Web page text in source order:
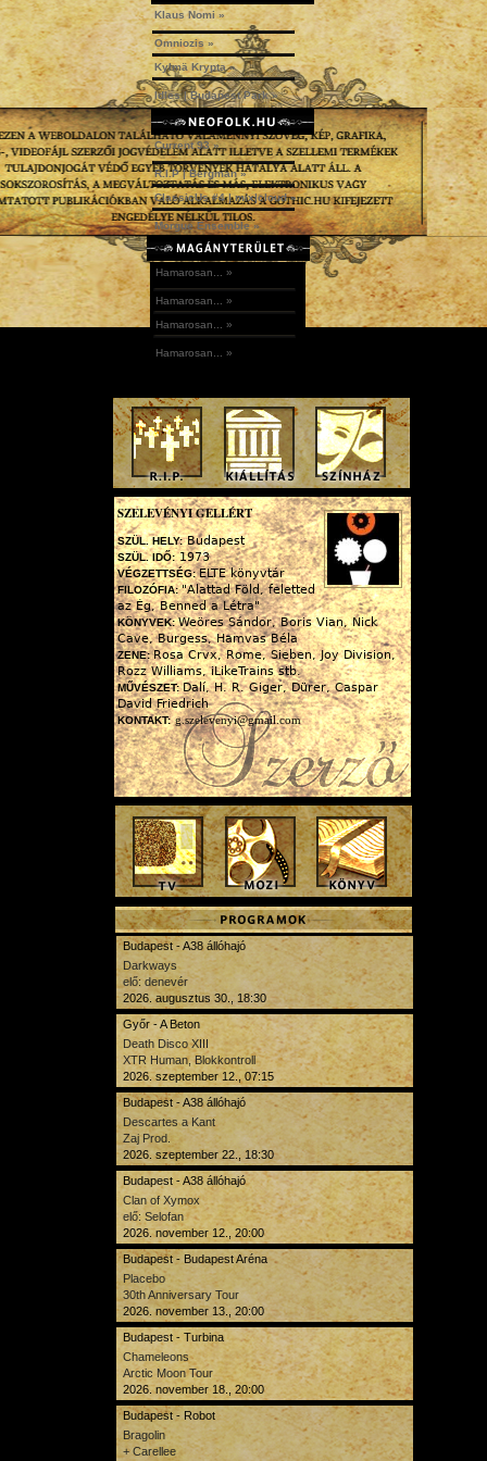
Klaus Nomi »
Omniozis »
Kylmä Krypta »
Idles | Budapest Park »
Current 93 »
R.I.P | Bergman »
ClassicUs #4 | mix|cloud »
Morgue Ensemble »
Hamarosan... »
Hamarosan... »
Hamarosan... »
Hamarosan... »
SZELEVÉNYI GELLÉRT
SZÜL. HELY:Budapest
SZÜL. IDŐ: 1973
VÉGZETTSÉG:ELTE könyvtár
FILOZÓFIA:"Alattad Föld, feletted
az Ég, Benned a Létra"
KÖNYVEK:Weöres Sándor, Boris Vian, Nick
Cave, Burgess, Hamvas Béla
ZENE:Rosa Crvx, Rome, Sieben, Joy Division,
Rozz Williams, iLikeTrains stb.
MŰVÉSZET:Dalí, H. R. Giger, Dürer, Caspar
David Friedrich
KONTAKT: g.szelevenyi@gmail.com
Budapest - A38 állóhajó
Darkways
elő: denevér
2026. augusztus 30., 18:30
Győr - A Beton
Death Disco XIII
XTR Human, Blokkontroll
2026. szeptember 12., 07:15
Budapest - A38 állóhajó
Descartes a Kant
Zaj Prod.
2026. szeptember 22., 18:30
Budapest - A38 állóhajó
Clan of Xymox
elő: Selofan
2026. november 12., 20:00
Budapest - Budapest Aréna
Placebo
30th Anniversary Tour
2026. november 13., 20:00
Budapest - Turbina
Chameleons
Arctic Moon Tour
2026. november 18., 20:00
Budapest - Robot
Bragolin
+ Carellee